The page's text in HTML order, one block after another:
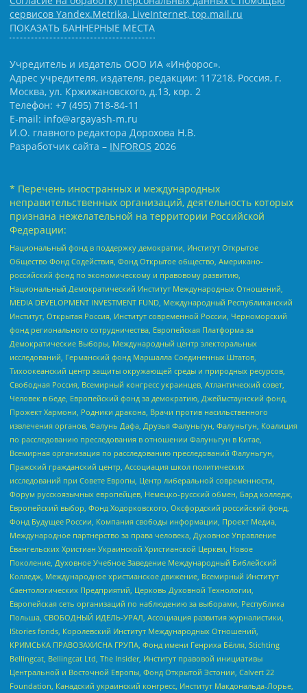
сервисов Yandex.Metrika, LiveInternet, top.mail.ru
ПОКАЗАТЬ БАННЕРНЫЕ МЕСТА
Учредитель и издатель ООО ИА «Инфорос».
Адрес учредителя, издателя, редакции: 117218, Россия, г.
Москва, ул. Кржижановского, д.13, кор. 2
Телефон: +7 (495) 718-84-11
E-mail: info@argayash-m.ru
И.О. главного редактора Дорохова Н.В.
Разработчик сайта – INFOROS 2026
* Перечень иностранных и международных
неправительственных организаций, деятельность которых
признана нежелательной на территории Российской
Федерации:
Национальный фонд в поддержку демократии, Институт Открытое
Общество Фонд Содействия, Фонд Открытое общество, Американо-
российский фонд по экономическому и правовому развитию,
Национальный Демократический Институт Международных Отношений,
MEDIA DEVELOPMENT INVESTMENT FUND, Международный Республиканский
Институт, Открытая Россия, Институт современной России, Черноморский
фонд регионального сотрудничества, Европейская Платформа за
Демократические Выборы, Международный центр электоральных
исследований, Германский фонд Маршалла Соединенных Штатов,
Тихоокеанский центр защиты окружающей среды и природных ресурсов,
Свободная Россия, Всемирный конгресс украинцев, Атлантический совет,
Человек в беде, Европейский фонд за демократию, Джеймстаунский фонд,
Прожект Хармони, Родники дракона, Врачи против насильственного
извлечения органов, Фалунь Дафа, Друзья Фалуньгун, Фалуньгун, Коалиция
по расследованию преследования в отношении Фалуньгун в Китае,
Всемирная организация по расследованию преследований Фалуньгун,
Пражский гражданский центр, Ассоциация школ политических
исследований при Совете Европы, Центр либеральной современности,
Форум русскоязычных европейцев, Немецко-русский обмен, Бард колледж,
Европейский выбор, Фонд Ходорковского, Оксфордский российский фонд,
Фонд Будущее России, Компания свободы информации, Проект Медиа,
Международное партнерство за права человека, Духовное Управление
Евангельских Христиан Украинской Христианской Церкви, Новое
Поколение, Духовное Учебное Заведение Международный Библейский
Колледж, Международное христианское движение, Всемирный Институт
Саентологических Предприятий, Церковь Духовной Технологии,
Европейская сеть организаций по наблюдению за выборами, Республика
Польша, СВОБОДНЫЙ ИДЕЛЬ-УРАЛ, Ассоциация развития журналистики,
IStories fonds, Королевский Институт Международных Отношений,
КРИМСЬКА ПРАВОЗАХИСНА ГРУПА, Фонд имени Генриха Бёлля, Stichting
Bellingcat, Bellingcat Ltd, The Insider, Институт правовой инициативы
Центральной и Восточной Европы, Фонд Открытой Эстонии, Calvert 22
Foundation, Канадский украинский конгресс, Институт Макдональда-Лорье,